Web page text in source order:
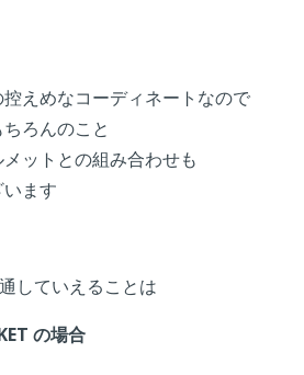
えめなコーディネートなので
ろんのこと
ットとの組み合わせも
ます
していえることは
の場合